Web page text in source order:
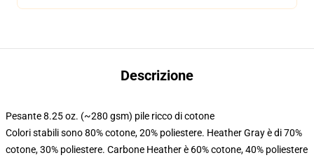
Descrizione
Pesante 8.25 oz. (~280 gsm) pile ricco di cotone
Colori stabili sono 80% cotone, 20% poliestere. Heather Gray è di 70%
cotone, 30% poliestere. Carbone Heather è 60% cotone, 40% poliestere